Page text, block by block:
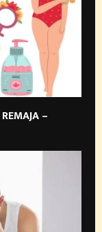
–